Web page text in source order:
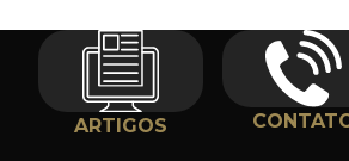
ARTIGOS